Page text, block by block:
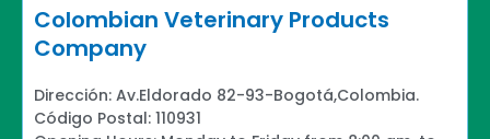
Colombian Veterinary Products
Company
Dirección: Av.Eldorado 82-93-Bogotá,Colombia.
Código Postal: 110931